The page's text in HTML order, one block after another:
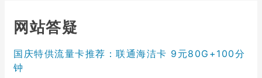
网站答疑
国庆特供流量卡推荐：联通海洁卡 9元80G+100分
钟